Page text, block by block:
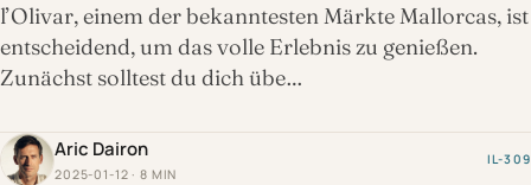
l’Olivar, einem der bekanntesten Märkte Mallorcas, ist
entscheidend, um das volle Erlebnis zu genießen.
Zunächst solltest du dich übe…
Aric Dairon
2025-01-12 · 8 MIN
IL-309